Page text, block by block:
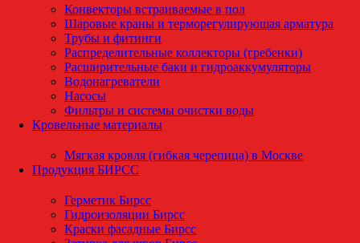
Конвекторы встраиваемые в пол
Шаровые краны и терморегулирующая арматура
Трубы и фитинги
Распределительные коллекторы (гребенки)
Расширительные баки и гидроаккумуляторы
Водонагреватели
Насосы
Фильтры и системы очистки воды
Кровельные материалы
Мягкая кровля (гибкая черепица) в Москве
Продукция БИРСС
Герметик Бирсс
Гидроизоляции Бирсс
Краски фасадные Бирсс